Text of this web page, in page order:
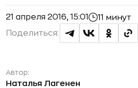
21 апреля 2016, 15:01 11 минут
Поделиться:
Автор:
Наталья Лагенен